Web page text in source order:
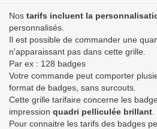
Nos tarifs incluent la
personnalisés.
Il est possible de commander une
n'apparaissant pas dans cette grille.
Par ex : 128 badges
Votre commande peut comporter
format de badges, sans surcouts.
Cette grille tarifaire concerne les
impression quadri pelliculée brillant
Pour connaitre les tarifs des badges